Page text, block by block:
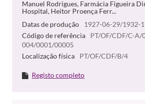
Manuel Rodrigues, Farmácia Figueira
Hospital, Heitor Proença Ferr...
Datas de produção
1927-06-29/1932-
Código de referência
PT/OF/CDF/C-A/
004/0001/00005
Localização física
PT/OF/CDF/B/4
Registo completo